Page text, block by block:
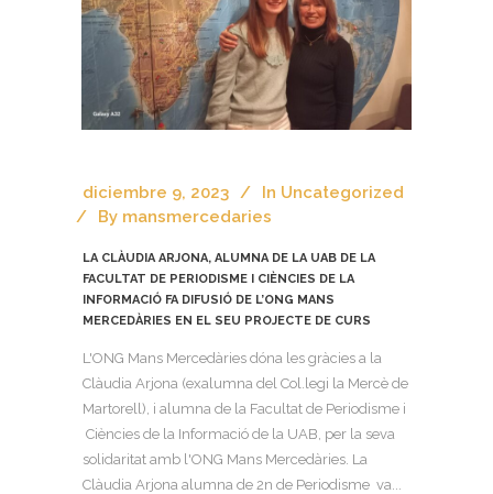
diciembre 9, 2023 In Uncategorized
By mansmercedaries
LA CLÀUDIA ARJONA, ALUMNA DE LA UAB DE LA
FACULTAT DE PERIODISME I CIÈNCIES DE LA
INFORMACIÓ FA DIFUSIÓ DE L’ONG MANS
MERCEDÀRIES EN EL SEU PROJECTE DE CURS
L'ONG Mans Mercedàries dóna les gràcies a la
Clàudia Arjona (exalumna del Col.legi la Mercè de
Martorell), i alumna de la Facultat de Periodisme i
Ciències de la Informació de la UAB, per la seva
solidaritat amb l'ONG Mans Mercedàries. La
Clàudia Arjona alumna de 2n de Periodisme va...